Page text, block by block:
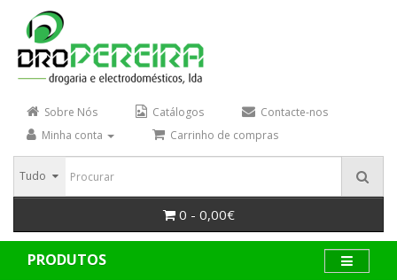
Sobre Nós Catálogos
Contacte-nos
Minha conta
Carrinho de compras
Tudo
0 - 0,00€
PRODUTOS